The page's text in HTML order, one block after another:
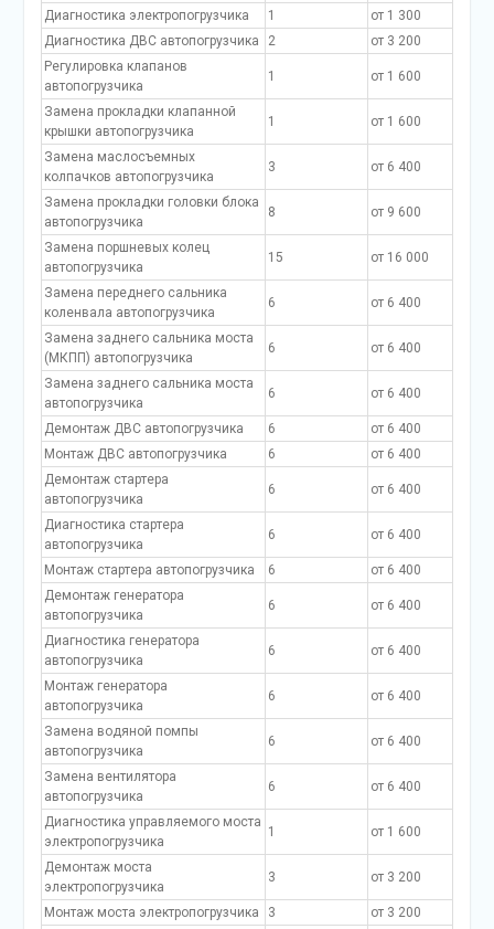
Диагностика электропогрузчика
1
от 1 300
Диагностика ДВС автопогрузчика
2
от 3 200
Регулировка клапанов
автопогрузчика
1 от 1 600
Замена прокладки клапанной
крышки автопогрузчика
1 от 1 600
Замена маслосъемных
колпачков автопогрузчика
3 от 6 400
Замена прокладки головки блока
автопогрузчика
8 от 9 600
Замена поршневых колец
автопогрузчика
15 от 16 000
Замена переднего сальника
коленвала автопогрузчика
6 от 6 400
Замена заднего сальника моста
(МКПП) автопогрузчика
6 от 6 400
Замена заднего сальника моста
автопогрузчика
6 от 6 400
Демонтаж ДВС автопогрузчика 6
от 6 400
Монтаж ДВС автопогрузчика
6
от 6 400
Демонтаж стартера
автопогрузчика
6 от 6 400
Диагностика стартера
автопогрузчика
6 от 6 400
Монтаж стартера автопогрузчика 6
от 6 400
Демонтаж генератора
автопогрузчика
6 от 6 400
Диагностика генератора
автопогрузчика
6 от 6 400
Монтаж генератора
автопогрузчика
6 от 6 400
Замена водяной помпы
автопогрузчика
6 от 6 400
Замена вентилятора
автопогрузчика
6 от 6 400
Диагностика управляемого моста
электропогрузчика
1 от 1 600
Демонтаж моста
электропогрузчика
3 от 3 200
Монтаж моста электропогрузчика 3
от 3 200